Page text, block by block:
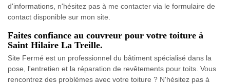
d'informations, n'hésitez pas à me contacter via le formulaire de
contact disponible sur mon site.
Faites confiance au couvreur pour votre toiture à
Saint Hilaire La Treille.
Site Fermé est un professionnel du bâtiment spécialisé dans la
pose, l'entretien et la réparation de revêtements pour toits. Vous
rencontrez des problèmes avec votre toiture ? N'hésitez pas à